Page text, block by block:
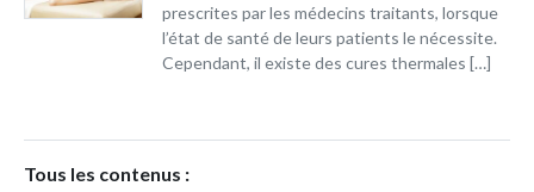
prescrites par les médecins traitants, lorsque
l’état de santé de leurs patients le nécessite.
Cependant, il existe des cures thermales […]
Tous les contenus :